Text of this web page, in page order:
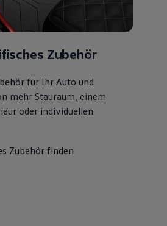
Zubehör
für Ihr Auto und
mehr Stauraum, einem
oder individuellen
Zubehör finden